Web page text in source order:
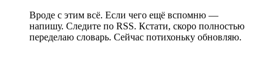
Вроде с этим всё. Если чего ещё вспомню —
напишу. Следите по RSS. Кстати, скоро полностью
переделаю словарь. Сейчас потихоньку обновляю.